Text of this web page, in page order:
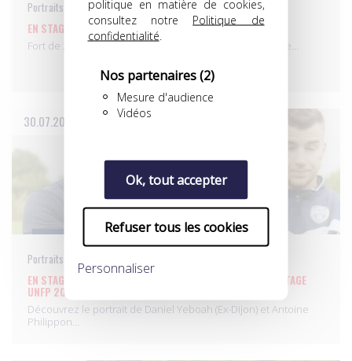
politique en matière de cookies,
consultez notre Politique de
confidentialité
Nos partenaires(2)
Mesure d'audience
Vidéos
Ok, tout accepter
Refuser tous les cookies
Personnaliser
Portraits de joueurs
EN STAGE AVEC PHILIPPE VERCRUYSSE - STAGE UNFP 2014
Fort de 20 années de carrière professionnelle et plus de…
30.07.2014
Portraits de joueurs
EN STAGE AVEC DANIEL YEBOAH ET ANTOINE PHILIPPON - STAGE
UNFP 2014
Découvrez le portrait de Daniel Yeboah (Ex-Dijon) et Antoine
Philippon…